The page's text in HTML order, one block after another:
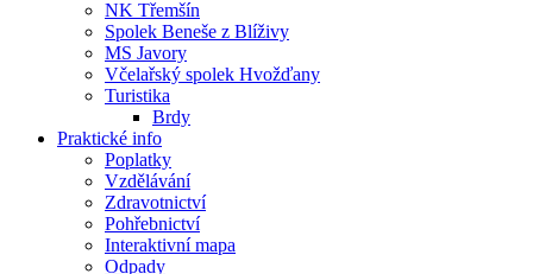
NK Třemšín
Spolek Beneše z Blíživy
MS Javory
Včelařský spolek Hvožďany
Turistika
Brdy
Praktické info
Poplatky
Vzdělávání
Zdravotnictví
Pohřebnictví
Interaktivní mapa
Odpady